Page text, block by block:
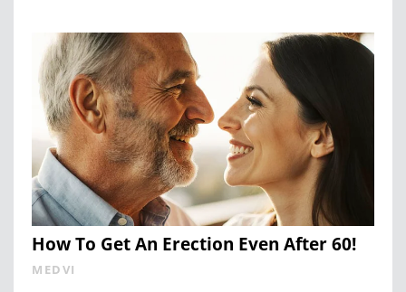
How To Get An Erection Even After 60!
MEDVI